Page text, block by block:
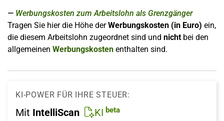
Werbungskosten zum Arbeitslohn als Grenzgänger
Tragen Sie hier die Höhe derWerbungskosten (in Euro) ein,
die diesem Arbeitslohn zugeordnet sind und nichtbei den
allgemeinen Werbungskosten enthalten sind.
KI-POWER FÜR IHRE STEUER:
Mit IntelliScan KI beta